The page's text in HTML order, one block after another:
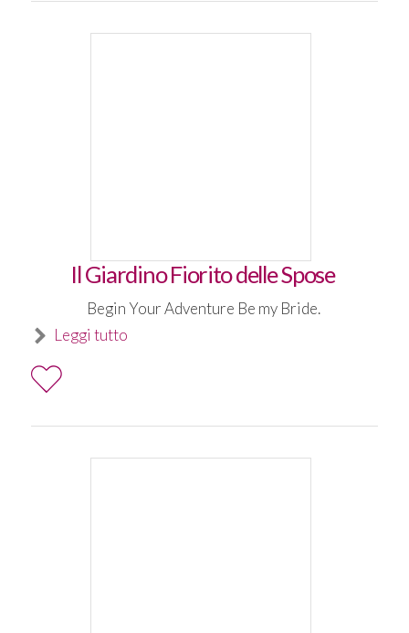
Il Giardino Fiorito delle Spose
Begin Your Adventure Be my Bride.
Leggi tutto